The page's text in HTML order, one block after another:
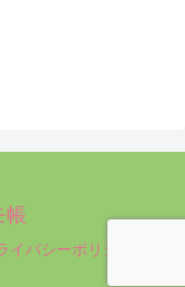
帳
イバシーポリシー